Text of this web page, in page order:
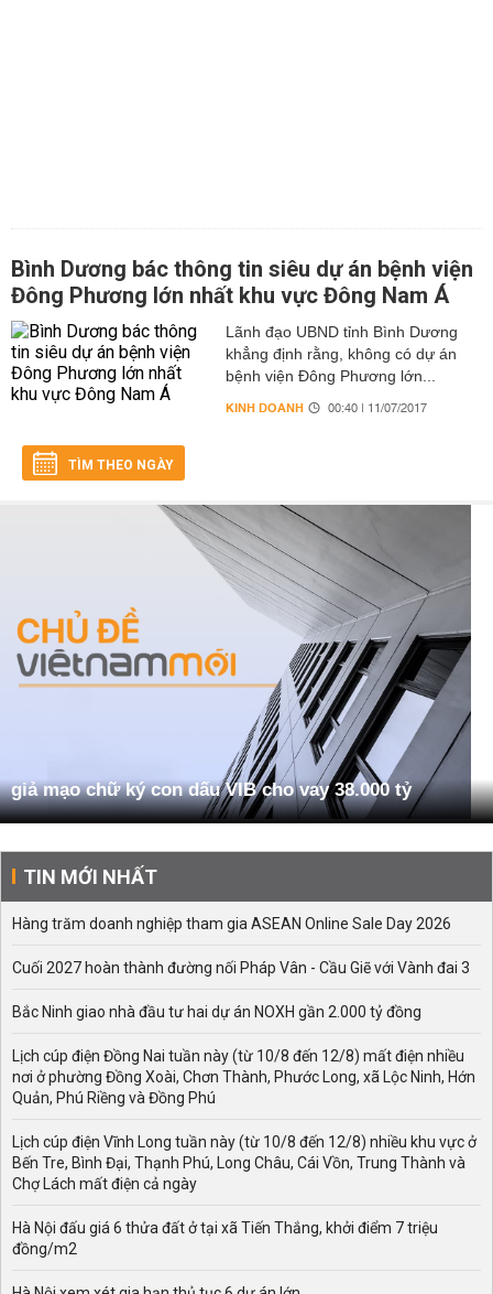
Bình Dương bác thông tin siêu dự án bệnh viện
Đông Phương lớn nhất khu vực Đông Nam Á
Lãnh đạo UBND tỉnh Bình Dương
khẳng định rằng, không có dự án
bệnh viện Đông Phương lớn...
KINH DOANH 00:40 | 11/07/2017
TÌM THEO NGÀY
giả mạo chữ ký con dấu VIB cho vay 38.000 tỷ
TIN MỚI NHẤT
Hàng trăm doanh nghiệp tham gia ASEAN Online Sale Day 2026
Cuối 2027 hoàn thành đường nối Pháp Vân - Cầu Giẽ với Vành đai 3
Bắc Ninh giao nhà đầu tư hai dự án NOXH gần 2.000 tỷ đồng
Lịch cúp điện Đồng Nai tuần này (từ 10/8 đến 12/8) mất điện nhiều
nơi ở phường Đồng Xoài, Chơn Thành, Phước Long, xã Lộc Ninh, Hớn
Quản, Phú Riềng và Đồng Phú
Lịch cúp điện Vĩnh Long tuần này (từ 10/8 đến 12/8) nhiều khu vực ở
Bến Tre, Bình Đại, Thạnh Phú, Long Châu, Cái Vồn, Trung Thành và
Chợ Lách mất điện cả ngày
Hà Nội đấu giá 6 thửa đất ở tại xã Tiến Thắng, khởi điểm 7 triệu
đồng/m2